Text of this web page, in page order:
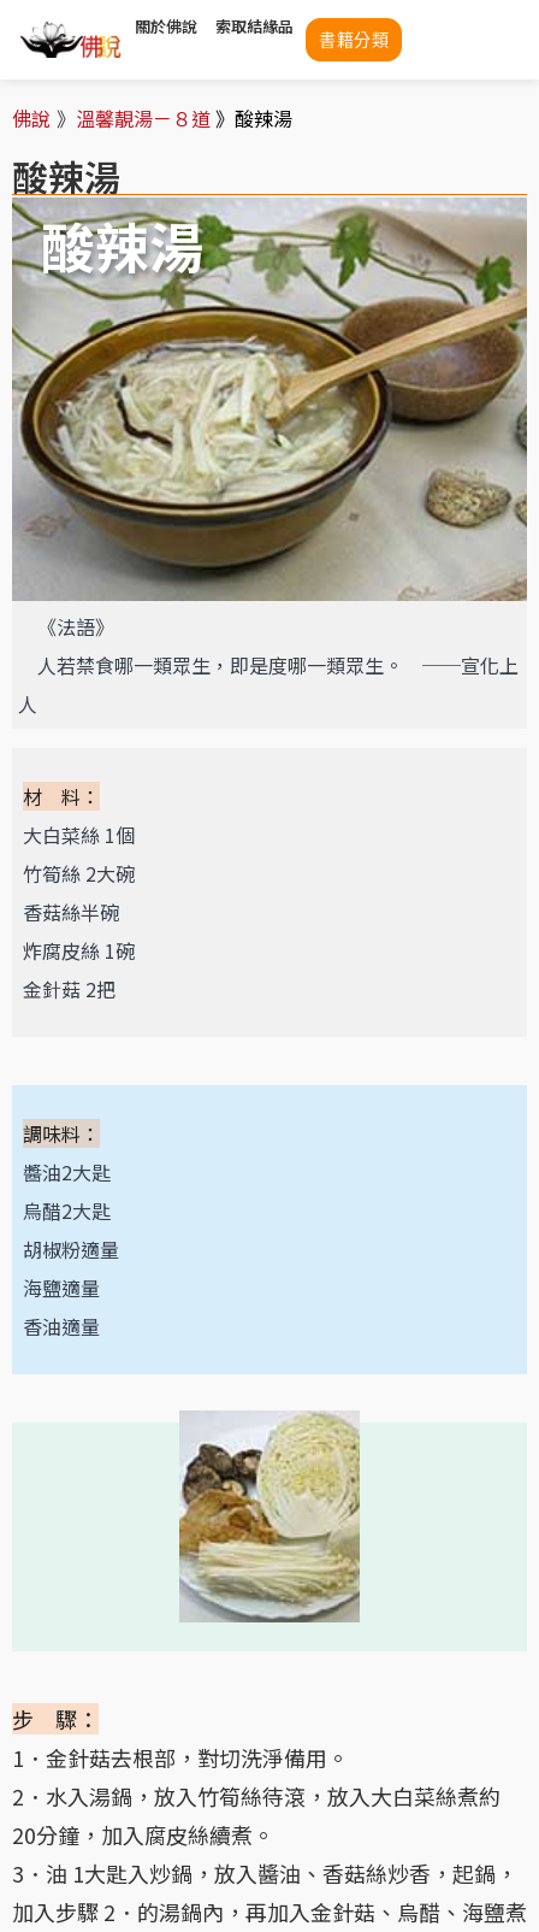
關於佛說 索取結緣品
書籍分類
佛說 》 溫馨靚湯－８道》 酸辣湯
酸辣湯
酸辣湯
《法語》
人若禁食哪一類眾生，即是度哪一類眾生。 ──宣化上
人
材 料：
大白菜絲 1個
竹筍絲 2大碗
香菇絲半碗
炸腐皮絲 1碗
金針菇 2把
調味料：
醬油2大匙
烏醋2大匙
胡椒粉適量
海鹽適量
香油適量
步 驟：
1．金針菇去根部，對切洗淨備用。
2．水入湯鍋，放入竹筍絲待滾，放入大白菜絲煮約
20分鐘，加入腐皮絲續煮。
3．油 1大匙入炒鍋，放入醬油、香菇絲炒香，起鍋，
加入步驟 2．的湯鍋內，再加入金針菇、烏醋、海鹽煮